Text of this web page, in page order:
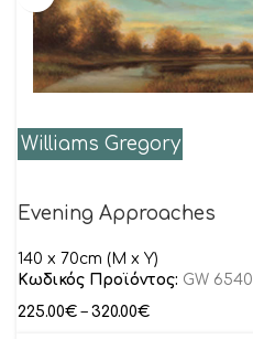
Williams Gregory
Evening Approaches
140 x 70cm (M x Y)
Κωδικός Προϊόντος: GW 6540
225.00€ – 320.00€